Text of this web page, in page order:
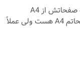
بعد از تهیه فهرست مطالب کل فایلم بهم ریخته صفحاتش از A4
کوچیکتر شده. page setup هم رفتم اندازه صفحاتم A4 هست ولی عملاً